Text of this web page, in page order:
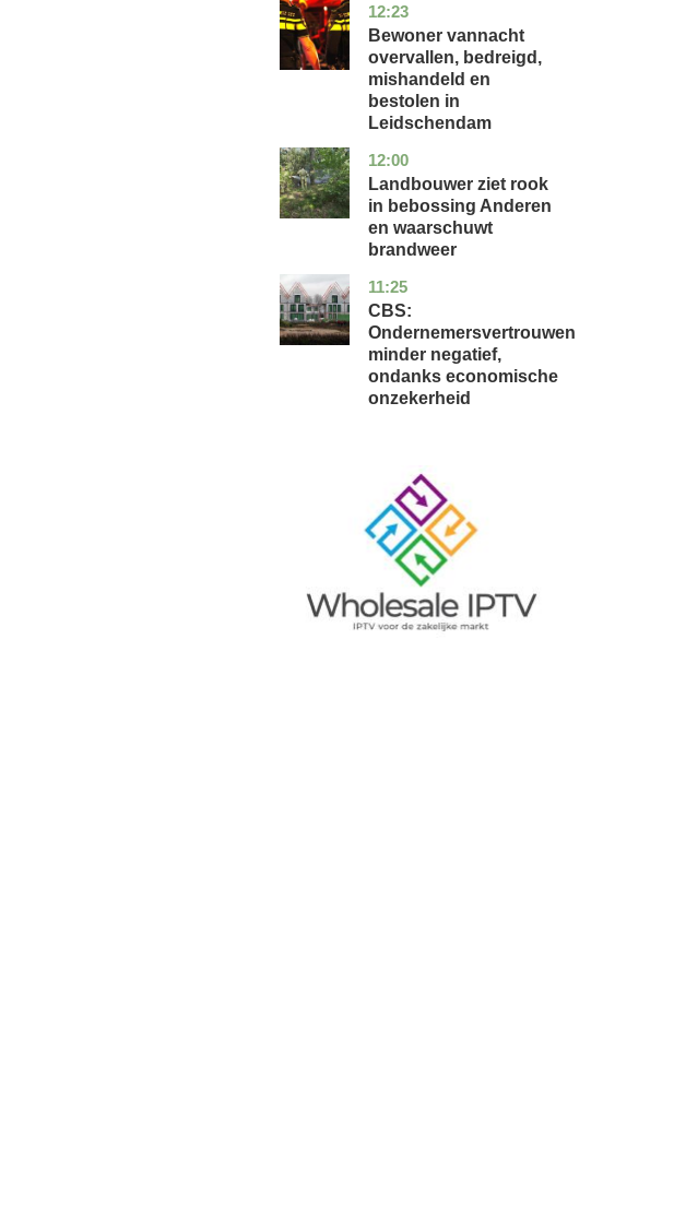
12:23
zuid-
holland
nieuws
Bewoner vannacht
overvallen, bedreigd,
mishandeld en
bestolen in
Leidschendam
12:00
drenthe
nieuws
Landbouwer ziet rook
in bebossing Anderen
en waarschuwt
brandweer
11:25
zuid-
holland
economie
CBS:
Ondernemersvertrouwen
minder negatief,
ondanks economische
onzekerheid